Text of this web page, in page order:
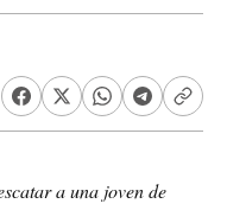
a una joven de